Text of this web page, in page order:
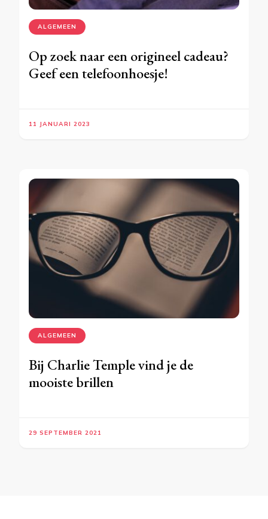
ALGEMEEN
Op zoek naar een origineel cadeau?
Geef een telefoonhoesje!
11 JANUARI 2023
ALGEMEEN
Bij Charlie Temple vind je de
mooiste brillen
29 SEPTEMBER 2021